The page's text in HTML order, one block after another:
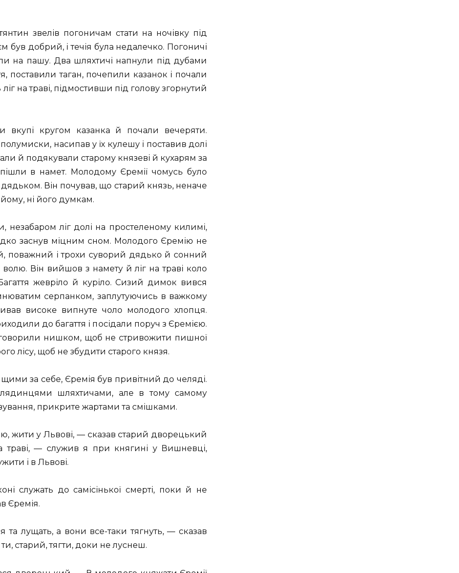
звелів погоничам стати на ночівку під
був добрий, і течія була недалечко. Погоничі
на пашу. Два шляхтичі напнули під дубами
поставили таган, почепили казанок і почали
на траві, підмостивши під голову згорнутий
вкупі кругом казанка й почали вечеряти.
насипав у їх кулешу і поставив долі
й подякували старому князеві й кухарям за
в намет. Молодому Єремії чомусь було
дядьком. Він почував, що старий князь, неначе
ні його думкам.
незабаром ліг долі на простеленому килимі,
заснув міцним сном. Молодого Єремію не
поважний і трохи суворий дядько й сонний
Він вийшов з намету й ліг на траві коло
жевріло й куріло. Сизий димок вився
серпанком, заплутуючись в важкому
високе випнуте чоло молодого хлопця.
до багаття і посідали поруч з Єремією.
нишком, щоб не стривожити пишної
лісу, щоб не збудити старого князя.
за себе, Єремія був привітний до челяді.
шляхтичами, але в тому самому
прикрите жартами та смішками.
жити у Львові, — сказав старий дворецький
траві, — служив я при княгині у Вишневці,
і в Львові.
служать до самісінької смерті, поки й не
Єремія.
лущать, а вони все-таки тягнуть, — сказав
старий, тягти, доки не луснеш.